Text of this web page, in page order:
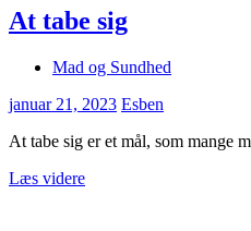
At tabe sig
Mad og Sundhed
januar 21, 2023 Esben
At tabe sig er et mål, som mange
Læs videre